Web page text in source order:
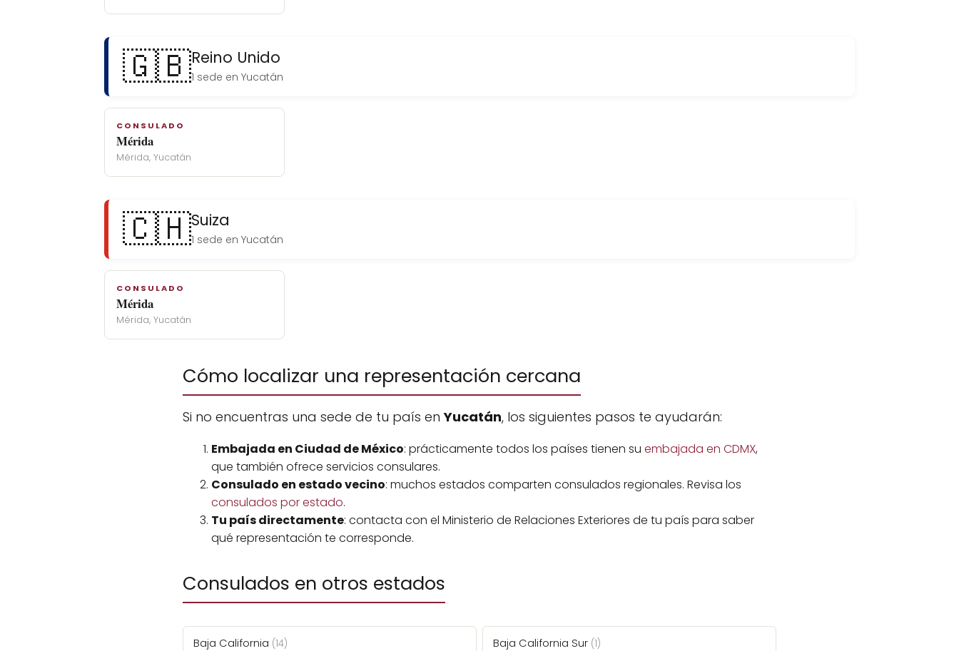
🇬🇧Reino Unido
1 sede en Yucatán
CONSULADO
Mérida
Mérida, Yucatán
🇨🇭Suiza
1 sede en Yucatán
CONSULADO
Mérida
Mérida, Yucatán
Cómo localizar una representación cercana
Si no encuentras una sede de tu país enYucatán, los siguientes pasos te ayudarán:
Embajada en Ciudad de México: prácticamente todos los países tienen su embajada en CDMX,
que también ofrece servicios consulares.
Consulado en estado vecino: muchos estados comparten consulados regionales. Revisa los
consulados por estado.
Tu país directamente: contacta con el Ministerio de Relaciones Exteriores de tu país para saber
qué representación te corresponde.
Consulados en otros estados
Baja California (14) Baja California Sur (1)